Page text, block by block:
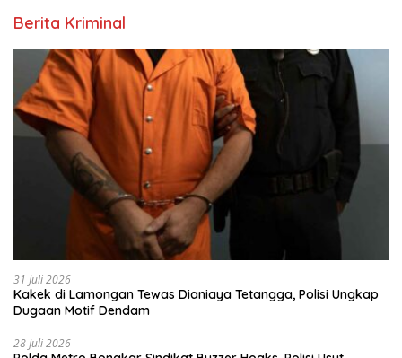
Berita Kriminal
31 Juli 2026
Kakek di Lamongan Tewas Dianiaya Tetangga, Polisi Ungkap
Dugaan Motif Dendam
28 Juli 2026